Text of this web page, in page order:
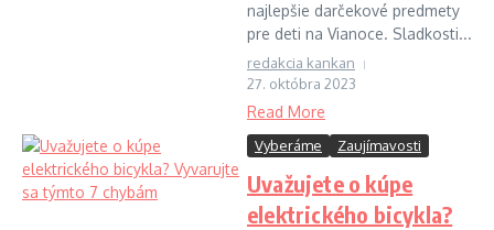
najlepšie darčekové predmety
pre deti na Vianoce. Sladkosti...
redakcia kankan
27. októbra 2023
Read More
Vyberáme Zaujímavosti
Uvažujete o kúpe
elektrického bicykla?